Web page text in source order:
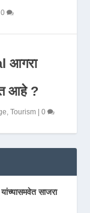
0
आगरा
आहे ?
,Tourism |0
यांच्यासमवेत साजरा